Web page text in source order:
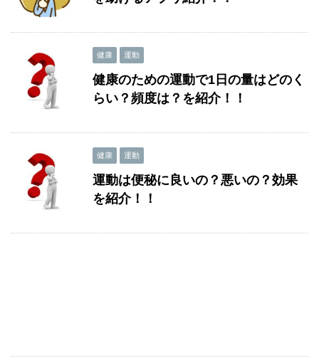
健康 運動
健康のための運動で1日の量はどのく
らい？頻度は？を紹介！！
健康 運動
運動は便秘に良いの？悪いの？効果
を紹介！！